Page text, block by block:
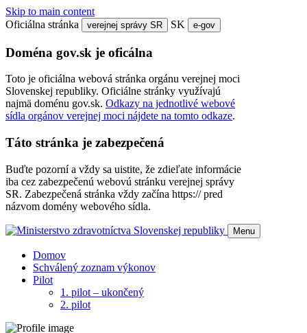
Skip to main content
Oficiálna stránka
verejnej správy SR SK e-gov
Doména gov.sk je oficálna
Toto je oficiálna webová stránka orgánu verejnej moci
Slovenskej republiky. Oficiálne stránky využívajú
najmä doménu gov.sk. Odkazy na jednotlivé webové
sídla orgánov verejnej moci nájdete na tomto odkaze.
Táto stránka je zabezpečená
Buďte pozorní a vždy sa uistite, že zdieľate informácie
iba cez zabezpečenú webovú stránku verejnej správy
SR. Zabezpečená stránka vždy začína https:// pred
názvom domény webového sídla.
Menu
Domov
Schválený zoznam výkonov
Pilot
1. pilot – ukončený
2. pilot